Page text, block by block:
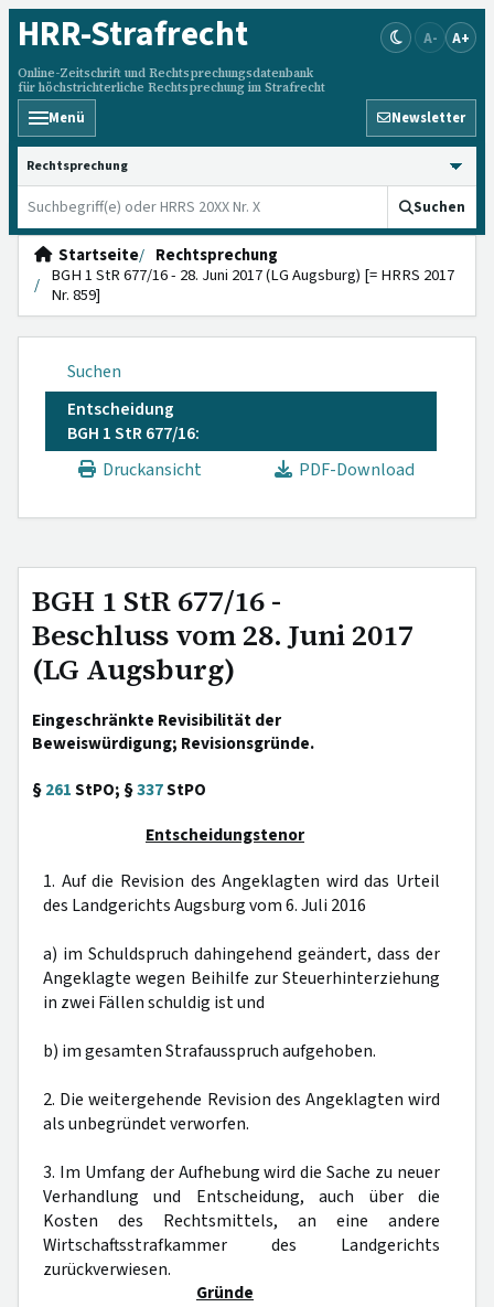
HRR-Strafrecht
Online-Zeitschrift und Rechtsprechungsdatenbank
für höchstrichterliche Rechtsprechung im Strafrecht
A- A+
Menü Newsletter
HRRS durchsuchen
Suchen
Startseite
Rechtsprechung
BGH 1 StR 677/16 - 28. Juni 2017 (LG Augsburg) [= HRRS 2017
Nr. 859]
Suchen
Entscheidung
BGH 1 StR 677/16:
Druckansicht
PDF-Download
BGH 1 StR 677/16 -
Beschluss vom 28. Juni 2017
(LG Augsburg)
Eingeschränkte Revisibilität der
Beweiswürdigung; Revisionsgründe.
§261StPO; §337StPO
Entscheidungstenor
1. Auf die Revision des Angeklagten wird das Urteil
des Landgerichts Augsburg vom 6. Juli 2016
a) im Schuldspruch dahingehend geändert, dass der
Angeklagte wegen Beihilfe zur Steuerhinterziehung
in zwei Fällen schuldig ist und
b) im gesamten Strafausspruch aufgehoben.
2. Die weitergehende Revision des Angeklagten wird
als unbegründet verworfen.
3. Im Umfang der Aufhebung wird die Sache zu neuer
Verhandlung und Entscheidung, auch über die
Kosten des Rechtsmittels, an eine andere
Wirtschaftsstrafkammer des Landgerichts
zurückverwiesen.
Gründe